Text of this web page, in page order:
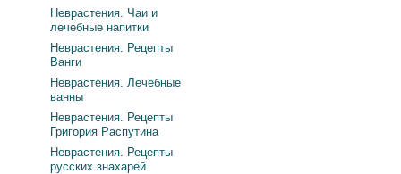
Неврастения. Чаи и
лечебные напитки
Неврастения. Рецепты
Ванги
Неврастения. Лечебные
ванны
Неврастения. Рецепты
Григория Распутина
Неврастения. Рецепты
русских знахарей